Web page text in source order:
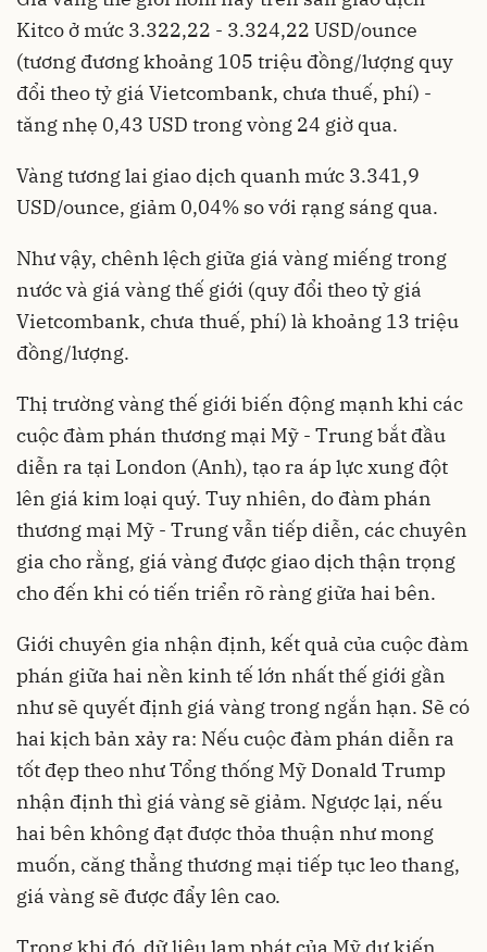
Kitco ở mức 3.322,22 - 3.324,22 USD/ounce
(tương đương khoảng 105 triệu đồng/lượng quy
đổi theo tỷ giá Vietcombank, chưa thuế, phí) -
tăng nhẹ 0,43 USD trong vòng 24 giờ qua.
Vàng tương lai giao dịch quanh mức 3.341,9
USD/ounce, giảm 0,04% so với rạng sáng qua.
Như vậy, chênh lệch giữa giá vàng miếng trong
nước và giá vàng thế giới (quy đổi theo tỷ giá
Vietcombank, chưa thuế, phí) là khoảng 13 triệu
đồng/lượng.
Thị trường vàng thế giới biến động mạnh khi các
cuộc đàm phán thương mại Mỹ - Trung bắt đầu
diễn ra tại London (Anh), tạo ra áp lực xung đột
lên giá kim loại quý. Tuy nhiên, do đàm phán
thương mại Mỹ - Trung vẫn tiếp diễn, các chuyên
gia cho rằng, giá vàng được giao dịch thận trọng
cho đến khi có tiến triển rõ ràng giữa hai bên.
Giới chuyên gia nhận định, kết quả của cuộc đàm
phán giữa hai nền kinh tế lớn nhất thế giới gần
như sẽ quyết định giá vàng trong ngắn hạn. Sẽ có
hai kịch bản xảy ra: Nếu cuộc đàm phán diễn ra
tốt đẹp theo như Tổng thống Mỹ Donald Trump
nhận định thì giá vàng sẽ giảm. Ngược lại, nếu
hai bên không đạt được thỏa thuận như mong
muốn, căng thẳng thương mại tiếp tục leo thang,
giá vàng sẽ được đẩy lên cao.